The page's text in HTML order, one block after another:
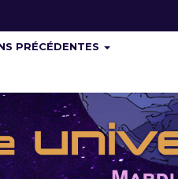
PRÉCÉDENTES